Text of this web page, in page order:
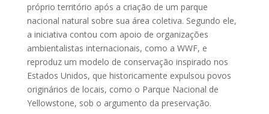
próprio território após a criação de um parque
nacional natural sobre sua área coletiva. Segundo ele,
a iniciativa contou com apoio de organizações
ambientalistas internacionais, como a WWF, e
reproduz um modelo de conservação inspirado nos
Estados Unidos, que historicamente expulsou povos
originários de locais, como o Parque Nacional de
Yellowstone, sob o argumento da preservação.